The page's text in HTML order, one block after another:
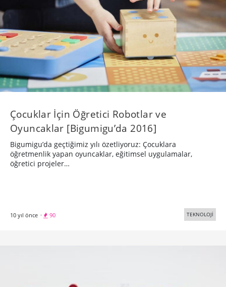
Çocuklar İçin Öğretici Robotlar ve
Oyuncaklar [Bigumigu’da 2016]
Bigumigu’da geçtiğimiz yılı özetliyoruz: Çocuklara
öğretmenlik yapan oyuncaklar, eğitimsel uygulamalar,
öğretici projeler…
10 yıl önce · 90 TEKNOLOJİ